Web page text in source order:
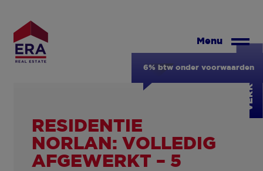
inhoud
Menu
6% btw onder voorwaarden
VERKOCHT
RESIDENTIE
NORLAN: VOLLEDIG
AFGEWERKT – 5